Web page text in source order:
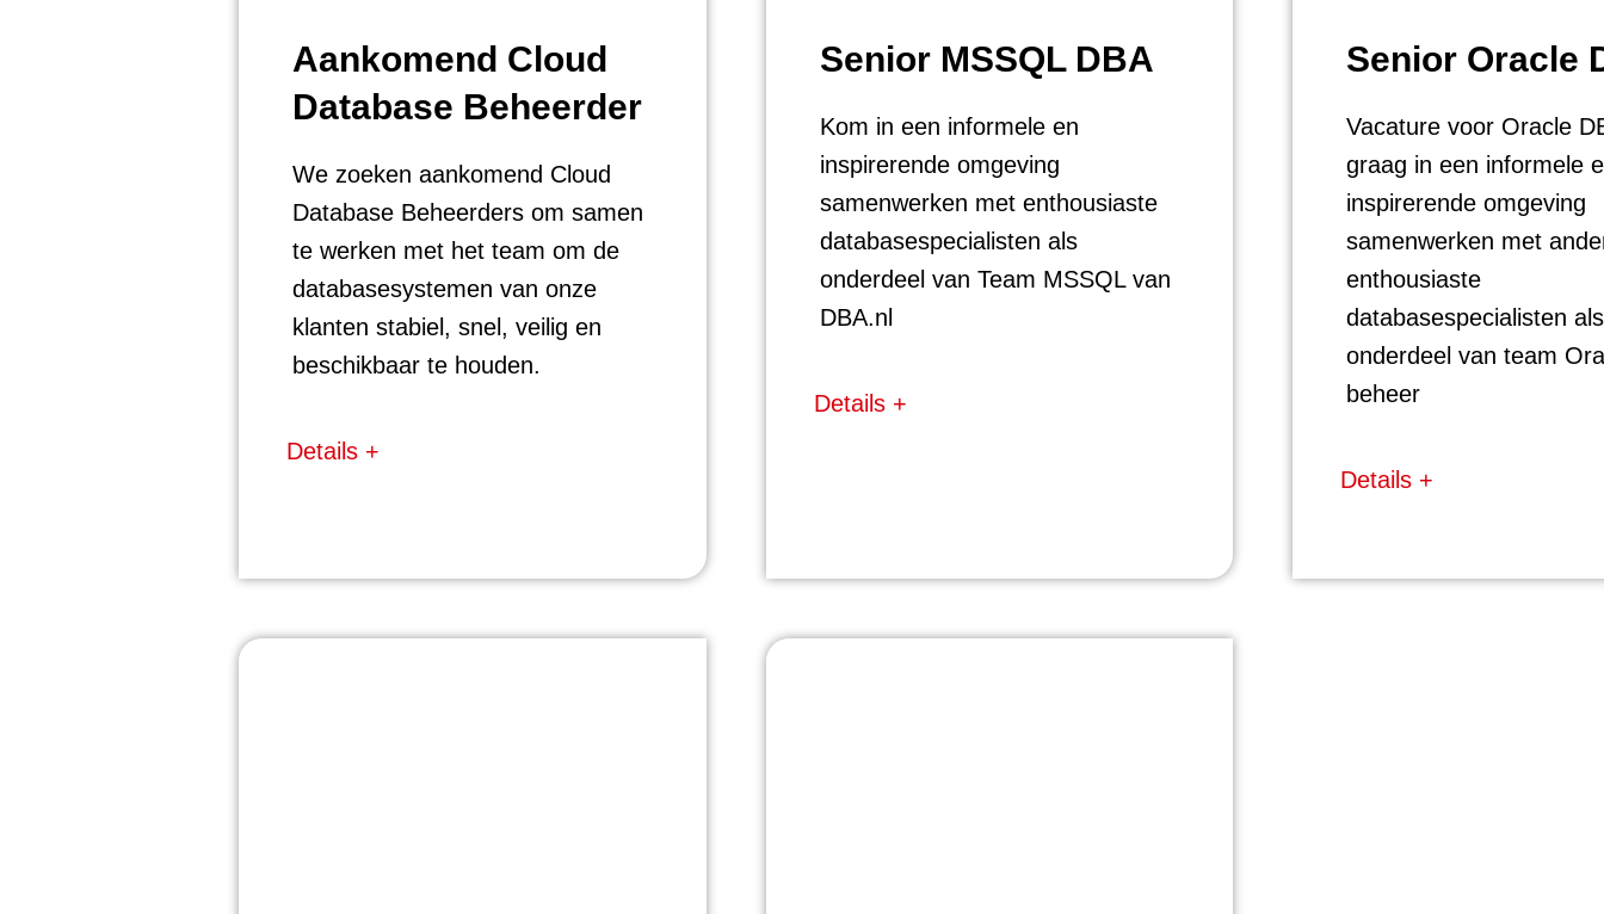
Aankomend Cloud
Database Beheerder
We zoeken aankomend Cloud
Database Beheerders om samen
te werken met het team om de
databasesystemen van onze
klanten stabiel, snel, veilig en
beschikbaar te houden.
Details +
Senior MSSQL DBA
Kom in een informele en
inspirerende omgeving
samenwerken met enthousiaste
databasespecialisten als
onderdeel van Team MSSQL van
DBA.nl
Details +
Senior Oracle
Vacature voor Oracle
graag in een informele
inspirerende omgeving
samenwerken met
enthousiaste
databasespecialisten als
onderdeel van team
beheer
Details +